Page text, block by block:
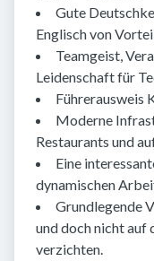
Gute
Englisch von
Teamgeist,
Leidenschaft für
Führerausweis
Moderne
Restaurants und
Eine
dynamischen
Grundlegende
und doch nicht auf
verzichten.